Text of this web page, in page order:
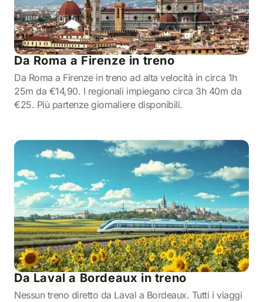
Da Roma a Firenze in treno
Da Roma a Firenze in treno ad alta velocità in circa 1h
25m da €14,90. I regionali impiegano circa 3h 40m da
€25. Più partenze giornaliere disponibili.
Da Laval a Bordeaux in treno
Nessun treno diretto da Laval a Bordeaux. Tutti i viaggi